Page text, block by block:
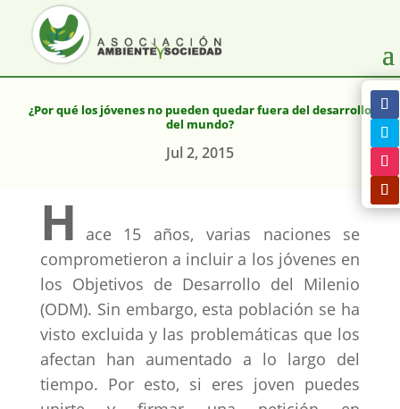
¿Por qué los jóvenes no pueden quedar fuera del desarrollo
del mundo?
Jul 2, 2015
H
ace 15 años, varias naciones se
comprometieron a incluir a los jóvenes en
los Objetivos de Desarrollo del Milenio
(ODM). Sin embargo, esta población se ha
visto excluida y las problemáticas que los
afectan han aumentado a lo largo del
tiempo. Por esto, si eres joven puedes